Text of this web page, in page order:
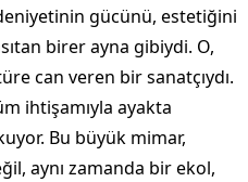
gücünü, estetiğini
birer ayna gibiydi. O,
can veren bir sanatçıydı.
ihtişamıyla ayakta
Bu büyük mimar,
aynı zamanda bir ekol,